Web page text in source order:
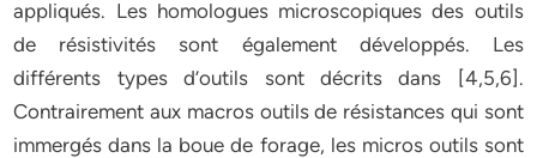
appliqués. Les homologues microscopiques des outils
de résistivités sont également développés. Les
différents types d’outils sont décrits dans [4,5,6].
Contrairement aux macros outils de résistances qui sont
immergés dans la boue de forage, les micros outils sont